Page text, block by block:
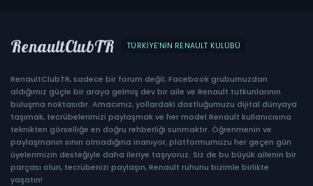
RenaultClubTR TÜRKIYE'NIN RENAULT KULÜBÜ
RenaultClubTR, sadece bir forum değil; Facebook grubumuzdan
aldığımız güçle bir araya gelmiş dev bir aile ve Renault tutkunlarının
buluşma noktasıdır. Amacımız, yollardaki dostluğumuzu dijital dünyaya
taşımak, tecrübelerimizi paylaşmak ve her model Renault kullanıcısına
teknikten görselliğe en doğru rehberliği sunmaktır. Öğrenmenin ve
paylaşmanın sınırı olmadığına inanıyor, platformumuzu her geçen gün
üyelerimizin desteğiyle daha ileriye taşıyoruz. Siz de bu büyük ailenin bir
parçası olun, tecrübenizi paylaşın, Renault ruhunu bizimle birlikte
yaşatın!